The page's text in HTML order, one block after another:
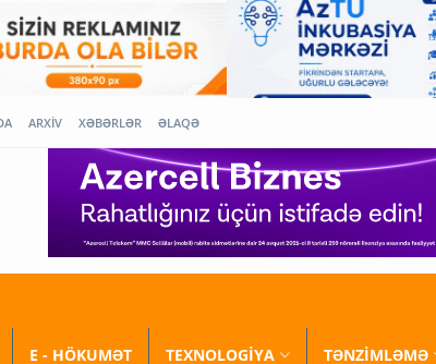
ARXİV XƏBƏRLƏR ƏLAQƏ
E - HÖKUMƏT TEXNOLOGİYA TƏNZİMLƏMƏ